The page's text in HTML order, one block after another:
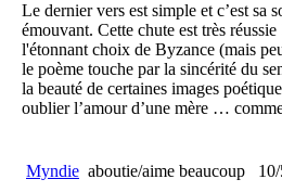
Le dernier vers est simple et c’est sa
émouvant. Cette chute est très
l'étonnant choix de Byzance (mais
le poème touche par la sincérité du
la beauté de certaines images
oublier l’amour d’une mère …
Myndie aboutie/aime beaucoup